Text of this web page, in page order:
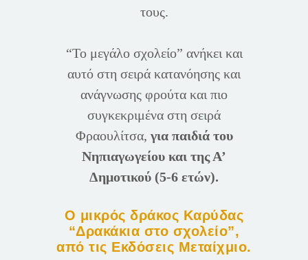
τους.
“Το μεγάλο σχολείο” ανήκει και
αυτό στη σειρά κατανόησης και
ανάγνωσης φρούτα και πιο
συγκεκριμένα στη σειρά
Φραουλίτσα, για παιδιά του
Νηπιαγωγείου και της Α’
Δημοτικού (5-6 ετών).
Ο μικρός δράκος Καρύδας
“Δρακάκια στο σχολείο”,
από τις Εκδόσεις Μεταίχμιο.